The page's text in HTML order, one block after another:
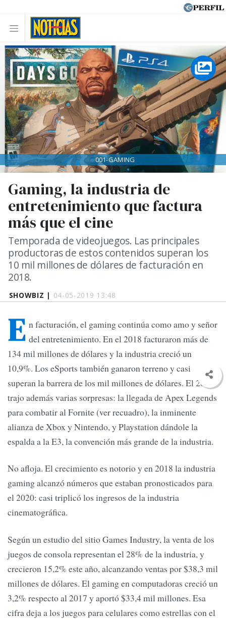
SHOWBIZ | 04-05-2019 13:48
Gaming, la industria de
entretenimiento que factura
más que el cine
Temporada de videojuegos. Las principales
productoras de estos contenidos superan los
10 mil millones de dólares de facturación en
2018.
001-GAMING
E n facturación, el gaming continúa como amo y señor
del entretenimiento. En el 2018 facturaron más de
134 mil millones de dólares y la industria creció un
10,9%. Los eSports también ganaron terreno y casi
superan la barrera de los mil millones de dólares. El 2019
trajo además varias sorpresas: la llegada de Apex Legends
para combatir al Fornite (ver recuadro), la inminente
alianza de Xbox y Nintendo, y Playstation dándole la
espalda a la E3, la convención más grande de la industria.
No afloja. El crecimiento es notorio y en 2018 la industria
gaming alcanzó números que estaban pronosticados para
el 2020: casi triplicó los ingresos de la industria
cinematográfica.
Según un estudio del sitio Games Industry, la venta de los
juegos de consola representan el 28% de la industria, y
crecieron 15,2% este año, alcanzando ventas por $38,3 mil
millones de dólares. El gaming en computadoras creció un
3,2% respecto al 2017 y aportó $33,4 mil millones. Esa
cifra deja a los juegos para celulares como estrellas con el